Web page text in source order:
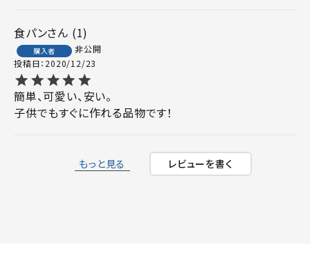
食パン 1
購入者
非公開
投稿日 2020/12/23
簡単、可愛い、安い。
子供でもすぐに作れる品物です！
もっと見る レビューを書く